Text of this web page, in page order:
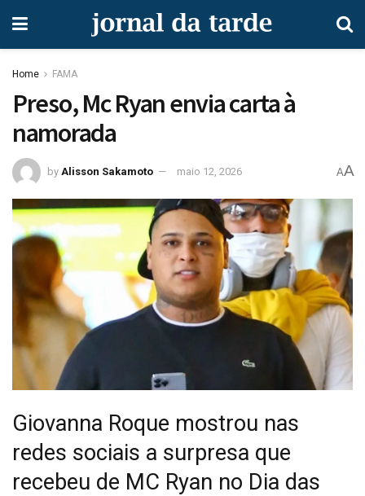
Home FAMA
Preso, Mc Ryan envia carta à
namorada
by Alisson Sakamoto maio 12, 2026 AA
Giovanna Roque mostrou nas
redes sociais a surpresa que
recebeu de MC Ryan no Dia das